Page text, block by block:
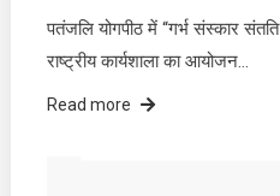
पतंजलि योगपीठ में “गर्भ संस्कार
राष्ट्रीय कार्यशाला का आयोजन…
Read more